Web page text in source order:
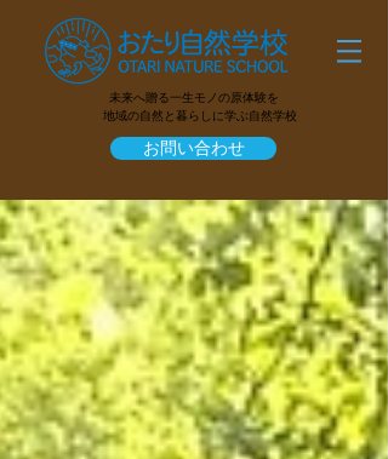
未来へ贈る一生モノの原体験を
地域の自然と暮らしに学ぶ自然学校
お問い合わせ